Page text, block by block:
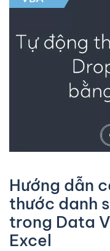
Hướng dẫn
thước danh
trong Data
Excel